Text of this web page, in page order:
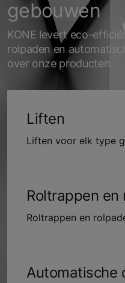
gebouwen
KONE levert eco-
rolpaden en
over onze producten.
Liften
Liften voor elk type
Roltrappen en
Roltrappen en
Automatische